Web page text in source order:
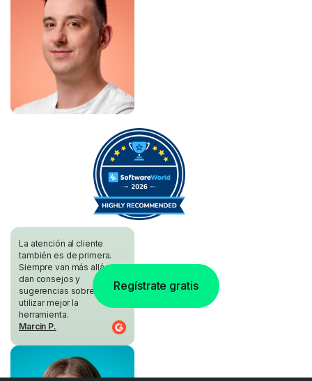
La atención al cliente
también es de primera.
Siempre van más allá y
dan consejos y
sugerencias sobre cómo
utilizar mejor la
herramienta.
Marcin P.
Regístrate gratis